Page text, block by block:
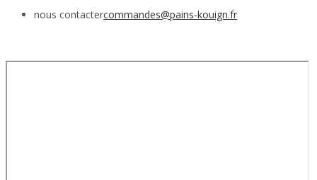
nous contactercommandes@pains-kouign.fr